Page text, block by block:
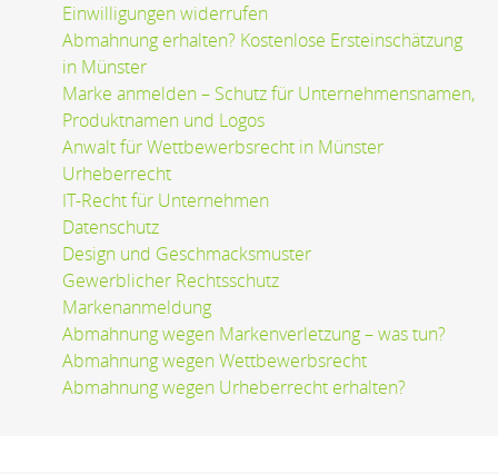
Einwilligungen widerrufen
Abmahnung erhalten? Kostenlose Ersteinschätzung
in Münster
Marke anmelden – Schutz für Unternehmensnamen,
Produktnamen und Logos
Anwalt für Wettbewerbsrecht in Münster
Urheberrecht
IT-Recht für Unternehmen
Datenschutz
Design und Geschmacksmuster
Gewerblicher Rechtsschutz
Markenanmeldung
Abmahnung wegen Markenverletzung – was tun?
Abmahnung wegen Wettbewerbsrecht
Abmahnung wegen Urheberrecht erhalten?